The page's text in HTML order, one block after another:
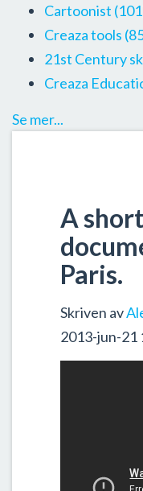
A
Paris.
Skriven av
2013-jun-21
Cartoonist
Creaza tools
21st Century
Creaza
Se mer...